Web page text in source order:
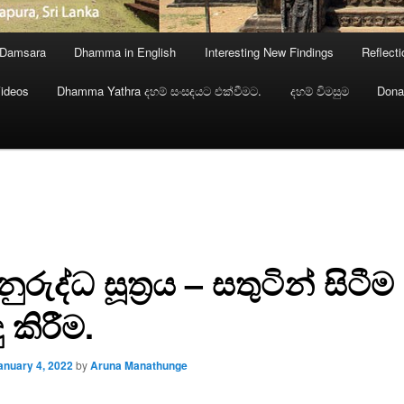
Dhamma in English Interesting New Findings
Dhamma Yathra දහම් සංසදයට එක්වීමට. දහම් විමසුම
සූත්‍රය – සතුටින් සිටීම
කිරීම.
4, 2022byAruna Manathunge